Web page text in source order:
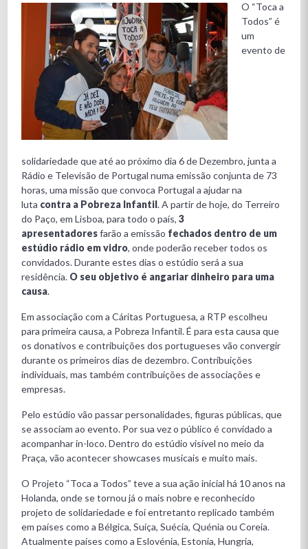
O “Toca a
Todos” é
um
evento de
solidariedade que até ao próximo dia 6 de Dezembro, junta a
Rádio e Televisão de Portugal numa emissão conjunta de 73
horas, uma missão que convoca Portugal a ajudar na
luta contra a Pobreza Infantil. A partir de hoje, do Terreiro
do Paço, em Lisboa, para todo o país,3
apresentadoresfarão a emissão fechados dentro de um
estúdio rádio em vidro, onde poderão receber todos os
convidados. Durante estes dias o estúdio será a sua
residência. O seu objetivo é angariar dinheiro para uma
causa.
Em associação com a Cáritas Portuguesa, a RTP escolheu
para primeira causa, a Pobreza Infantil. É para esta causa que
os donativos e contribuições dos portugueses vão convergir
durante os primeiros dias de dezembro. Contribuições
individuais, mas também contribuições de associações e
empresas.
Pelo estúdio vão passar personalidades, figuras públicas, que
se associam ao evento. Por sua vez o público é convidado a
acompanhar in-loco. Dentro do estúdio visível no meio da
Praça, vão acontecer showcases musicais e muito mais.
O Projeto “Toca a Todos” teve a sua ação inicial há 10 anos na
Holanda, onde se tornou já o mais nobre e reconhecido
projeto de solidariedade e foi entretanto replicado também
em países como a Bélgica, Suíça, Suécia, Quénia ou Coreia.
Atualmente países como a Eslovénia, Estonia, Hungria,